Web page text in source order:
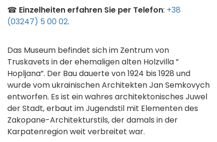
☎ Einzelheiten erfahren Sie per Telefon: +38
(03247) 5 00 02.
Das Museum befindet sich im Zentrum von
Truskavets in der ehemaligen alten Holzvilla ”
Hopljana”. Der Bau dauerte von 1924 bis 1928 und
wurde vom ukrainischen Architekten Jan Semkovych
entworfen. Es ist ein wahres architektonisches Juwel
der Stadt, erbaut im Jugendstil mit Elementen des
Zakopane-Architekturstils, der damals in der
Karpatenregion weit verbreitet war.